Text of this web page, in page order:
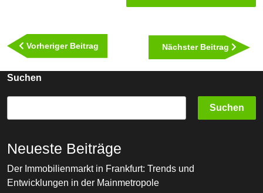
Vorheriger Beitrag
Beitrag
Nächster Beitrag
Suchen
Suchen
Neueste Beiträge
Der Immobilienmarkt in Frankfurt: Trends und
Entwicklungen in der Mainmetropole